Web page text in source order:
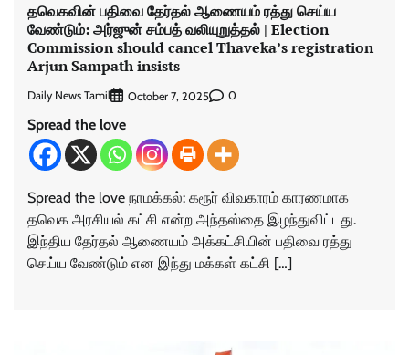
தவெகவின் பதிவை தேர்தல் ஆணையம் ரத்து செய்ய
வேண்டும்: அர்ஜுன் சம்பத் வலியுறுத்தல் | Election
Commission should cancel Thaveka’s registration
Arjun Sampath insists
Daily News Tamil October 7, 2025 0
Spread the love
Spread the love நாமக்கல்: கரூர் விவகாரம் காரணமாக
தவெக அரசியல் கட்சி என்ற அந்தஸ்தை இழந்துவிட்டது.
இந்திய தேர்தல் ஆணையம் அக்கட்சியின் பதிவை ரத்து
செய்ய வேண்டும் என இந்து மக்கள் கட்சி […]